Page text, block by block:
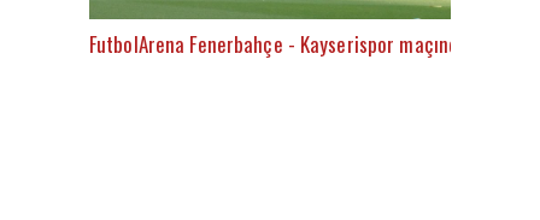
FutbolArena Fenerbahçe - Kayserispor maçında